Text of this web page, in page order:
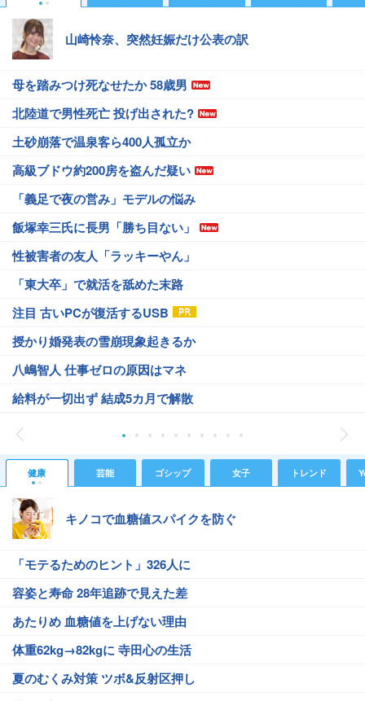
山崎怜奈、突然妊娠だけ公表の訳
母を踏みつけ死なせたか 58歳男
北陸道で男性死亡 投げ出された?
土砂崩落で温泉客ら400人孤立か
高級ブドウ約200房を盗んだ疑い
「義足で夜の営み」モデルの悩み
飯塚幸三氏に長男「勝ち目ない」
性被害者の友人「ラッキーやん」
「東大卒」で就活を舐めた末路
注目 古いPCが復活するUSB
授かり婚発表の雪崩現象起きるか
八嶋智人 仕事ゼロの原因はマネ
給料が一切出ず 結成5カ月で解散
健康 芸能 ゴシップ 女子 トレンド
キノコで血糖値スパイクを防ぐ
「モテるためのヒント」326人に
容姿と寿命 28年追跡で見えた差
あたりめ 血糖値を上げない理由
体重62kg→82kgに 寺田心の生活
夏のむくみ対策 ツボ&反射区押し